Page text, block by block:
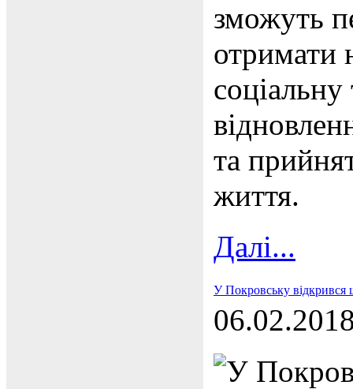
зможуть
отримати
та
життя.
Далі...
У Покровську
У